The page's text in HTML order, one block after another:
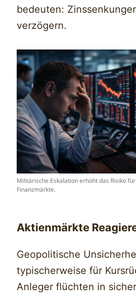
bedeuten:
verzögern.
Militärische Eskalation erhöht das Risiko
Finanzmärkte.
Aktienmärkte
Geopolitische
typischerweise für
Anleger flüchten in